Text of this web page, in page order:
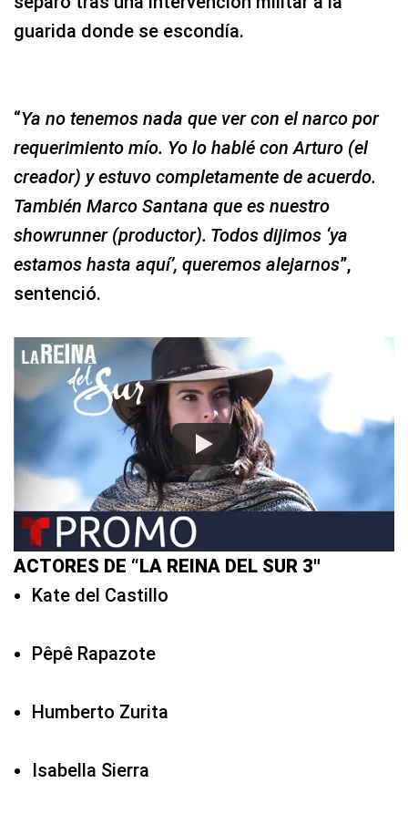
guarida donde se escondía.
“Ya no tenemos nada que ver con el narco por
requerimiento mío. Yo lo hablé con Arturo (el
creador) y estuvo completamente de acuerdo.
También Marco Santana que es nuestro
showrunner (productor). Todos dijimos ‘ya
estamos hasta aquí’, queremos alejarnos”,
sentenció.
ACTORES DE “LA REINA DEL SUR 3″
Kate del Castillo
Pêpê Rapazote
Humberto Zurita
Isabella Sierra